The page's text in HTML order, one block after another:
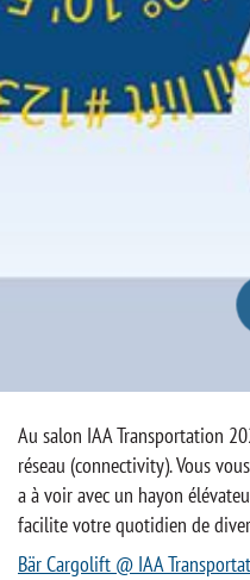
Au salon IAA Transportation
réseau (connectivity). Vous
a à voir avec un hayon
facilite votre quotidien de
Bär Cargolift @ IAA